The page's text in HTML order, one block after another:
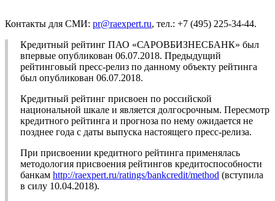
Контакты для СМИ: pr@raexpert.ru, тел.: +7 (495) 225-34-44.
Кредитный рейтинг ПАО «САРОВБИЗНЕСБАНК» был
впервые опубликован 06.07.2018. Предыдущий
рейтинговый пресс-релиз по данному объекту рейтинга
был опубликован 06.07.2018.
Кредитный рейтинг присвоен по российской
национальной шкале и является долгосрочным. Пересмотр
кредитного рейтинга и прогноза по нему ожидается не
позднее года с даты выпуска настоящего пресс-релиза.
При присвоении кредитного рейтинга применялась
методология присвоения рейтингов кредитоспособности
банкам http://raexpert.ru/ratings/bankcredit/method (вступила
в силу 10.04.2018).